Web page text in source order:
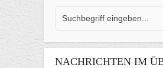
NACHRICHTEN IM